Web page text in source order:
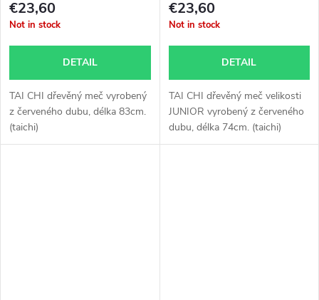
€23,60
Not in stock
DETAIL
TAI CHI dřevěný meč vyrobený
z červeného dubu, délka 83cm.
(taichi)
€23,60
Not in stock
DETAIL
TAI CHI dřevěný meč velikosti
JUNIOR vyrobený z červeného
dubu, délka 74cm. (taichi)